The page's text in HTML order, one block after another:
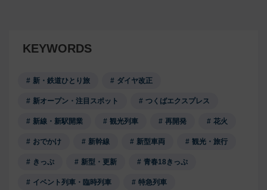
KEYWORDS
新・鉄道ひとり旅 ダイヤ改正
新オープン・注目スポット つくばエクスプレス
新線・新駅開業 観光列車 再開発 花火
おでかけ 新幹線 新型車両 観光・旅行
きっぷ 新型・更新 青春18きっぷ
イベント列車・臨時列車 特急列車